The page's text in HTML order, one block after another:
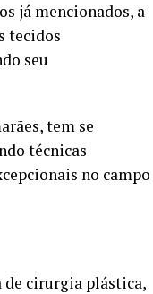
já mencionados, a
tecidos
seu
tem se
técnicas
no campo
de cirurgia plástica,